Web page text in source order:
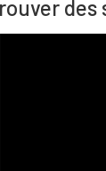
des